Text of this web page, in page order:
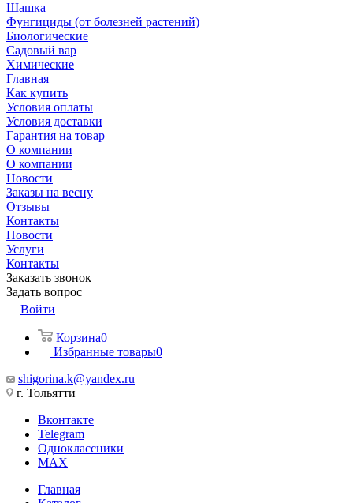
Шашка
Фунгициды (от болезней растений)
Биологические
Садовый вар
Химические
Главная
Как купить
Условия оплаты
Условия доставки
Гарантия на товар
О компании
О компании
Новости
Заказы на весну
Отзывы
Контакты
Новости
Услуги
Контакты
Заказать звонок
Задать вопрос
Войти
Корзина0
Избранные товары0
shigorina.k@yandex.ru
г. Тольятти
Вконтакте
Telegram
Одноклассники
MAX
Главная